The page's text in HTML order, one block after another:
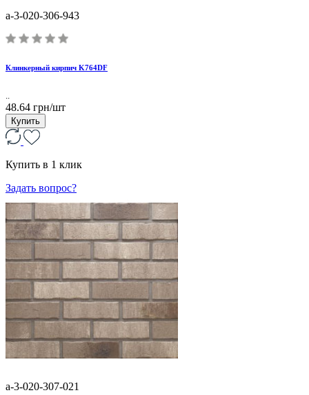
a-3-020-306-943
Клинкерный кирпич K764DF
48.64 грн/шт
Купить
Купить в 1 клик
Задать вопрос?
a-3-020-307-021